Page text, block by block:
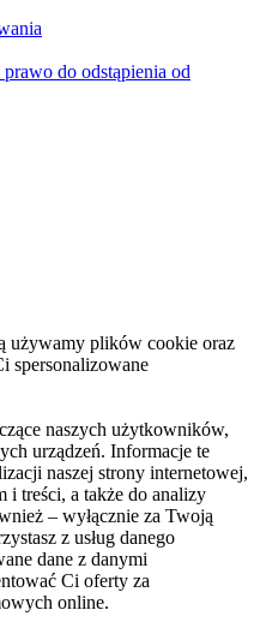
do odstąpienia od
używamy plików cookie oraz
spersonalizowane
naszych użytkowników,
urządzeń. Informacje te
naszej strony internetowej,
i treści, a także do analizy
– wyłącznie za Twoją
z usług danego
dane z danymi
Ci oferty za
online.